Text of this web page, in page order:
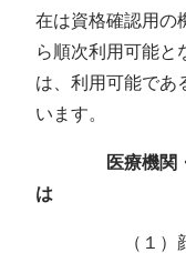
在は資格確認用の
ら順次利用可能と
は、利用可能であ
います。
医療機関
は
（１）顔認証